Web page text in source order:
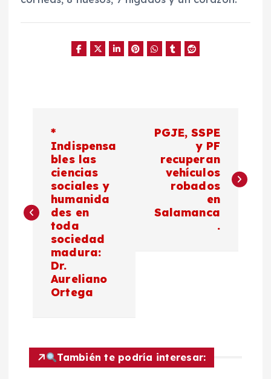
e
*
Indispensa
bles las
ciencias
sociales y
humanida
des en
toda
sociedad
madura:
Dr.
Aureliano
Ortega
PGJE, SSPE
y PF
recuperan
vehículos
robados
en
Salamanca
.
También te podría interesar: